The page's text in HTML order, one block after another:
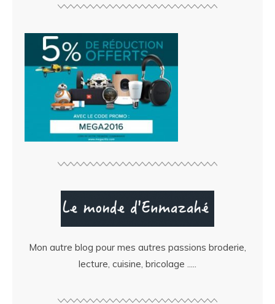
Mon autre blog pour mes autres passions broderie,
lecture, cuisine, bricolage .....